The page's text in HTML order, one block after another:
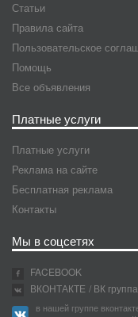
Статьи
Правила сайта
Пользовательское
Помощь
Все объявления
Платные услуги
Платные услуги
Реклама на сайте
Бесплатная реклама
Контакты
Мы в соцсетях
FACEBOOK
ВКОНТАКТЕ / ВК группа
в нашей группе